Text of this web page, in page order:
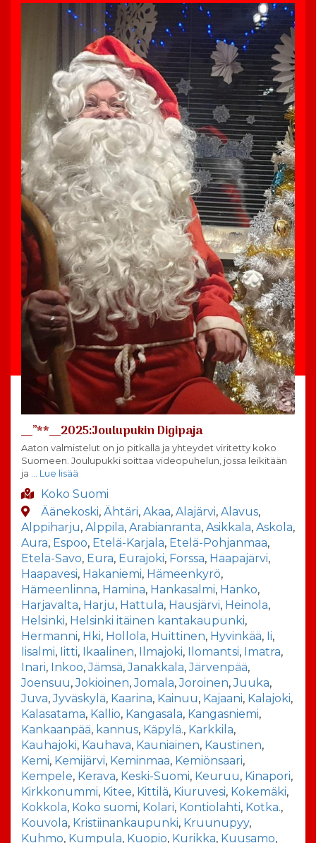
__”**__2025:Joulupukin Digipaja
Aaton valmistelut on jo pitkällä ja yhteydet viritetty koko
Suomeen. Joulupukki soittaa videopuhelun, jossa leikitään
ja … Lue lisää
Koko Suomi
Äänekoski, Ähtäri, Akaa, Alajärvi, Alavus,
Alppiharju, Alppila, Arabianranta, Asikkala, Askola,
Aura, Espoo, Etelä-Karjala, Etelä-Pohjanmaa,
Etelä-Savo, Eura, Eurajoki, Forssa, Haapajärvi,
Haapavesi, Hakaniemi, Hämeenkyrö,
Hämeenlinna, Hamina, Hankasalmi, Hanko,
Harjavalta, Harju, Hattula, Hausjärvi, Heinola,
Helsinki, Helsinki itäinen kantakaupunki,
Hermanni, Hki, Hollola, Huittinen, Hyvinkää, Ii,
Iisalmi, Iitti, Ikaalinen, Ilmajoki, Ilomantsi, Imatra,
Inari, Inkoo,Jämsä,Janakkala,Järvenpää,
Joensuu,Jokioinen,Jomala,Joroinen,Juuka,
Juva,Jyväskylä, Kaarina, Kainuu, Kajaani, Kalajoki,
Kalasatama, Kallio, Kangasala, Kangasniemi,
Kankaanpää, kannus, Käpylä., Karkkila,
Kauhajoki, Kauhava, Kauniainen, Kaustinen,
Kemi, Kemijärvi, Keminmaa, Kemiönsaari,
Kempele, Kerava, Keski-Suomi, Keuruu, Kinapori,
Kirkkonummi, Kitee, Kittilä, Kiuruvesi, Kokemäki,
Kokkola, Koko suomi, Kolari, Kontiolahti, Kotka.,
Kouvola, Kristiinankaupunki, Kruunupyy,
Kuhmo, Kumpula, Kuopio, Kurikka, Kuusamo,